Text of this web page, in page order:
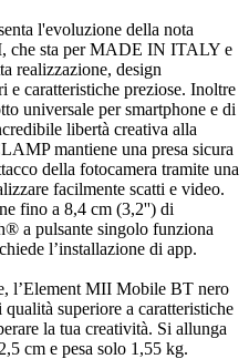
l'evoluzione della nota
che sta per MADE IN ITALY e
realizzazione, design
e caratteristiche preziose. Inoltre
universale per smartphone e di
libertà creativa alla
mantiene una presa sicura
della fotocamera tramite una
facilmente scatti e video.
fino a 8,4 cm (3,2'') di
a pulsante singolo funziona
l’installazione di app.
l’Element MII Mobile BT nero
superiore a caratteristiche
la tua creatività. Si allunga
cm e pesa solo 1,55 kg.